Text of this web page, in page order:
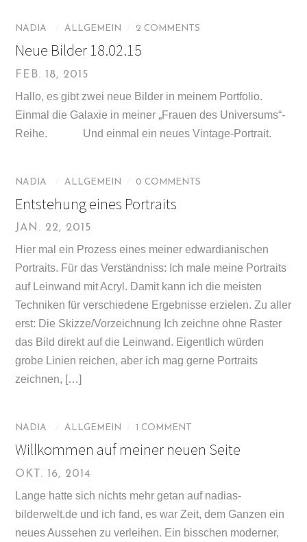
NADIA ALLGEMEIN 2 COMMENTS
Neue Bilder 18.02.15
FEB. 18, 2015
Hallo, es gibt zwei neue Bilder in meinem Portfolio.
Einmal die Galaxie in meiner „Frauen des Universums“-
Reihe. Und einmal ein neues Vintage-Portrait.
NADIA ALLGEMEIN 0 COMMENTS
Entstehung eines Portraits
JAN. 22, 2015
Hier mal ein Prozess eines meiner edwardianischen
Portraits. Für das Verständniss: Ich male meine Portraits
auf Leinwand mit Acryl. Damit kann ich die meisten
Techniken für verschiedene Ergebnisse erzielen. Zu aller
erst: Die Skizze/Vorzeichnung Ich zeichne ohne Raster
das Bild direkt auf die Leinwand. Eigentlich würden
grobe Linien reichen, aber ich mag gerne Portraits
zeichnen, […]
NADIA ALLGEMEIN 1 COMMENT
Willkommen auf meiner neuen Seite
OKT. 16, 2014
Lange hatte sich nichts mehr getan auf nadias-
bilderwelt.de und ich fand, es war Zeit, dem Ganzen ein
neues Aussehen zu verleihen. Ein bisschen moderner,